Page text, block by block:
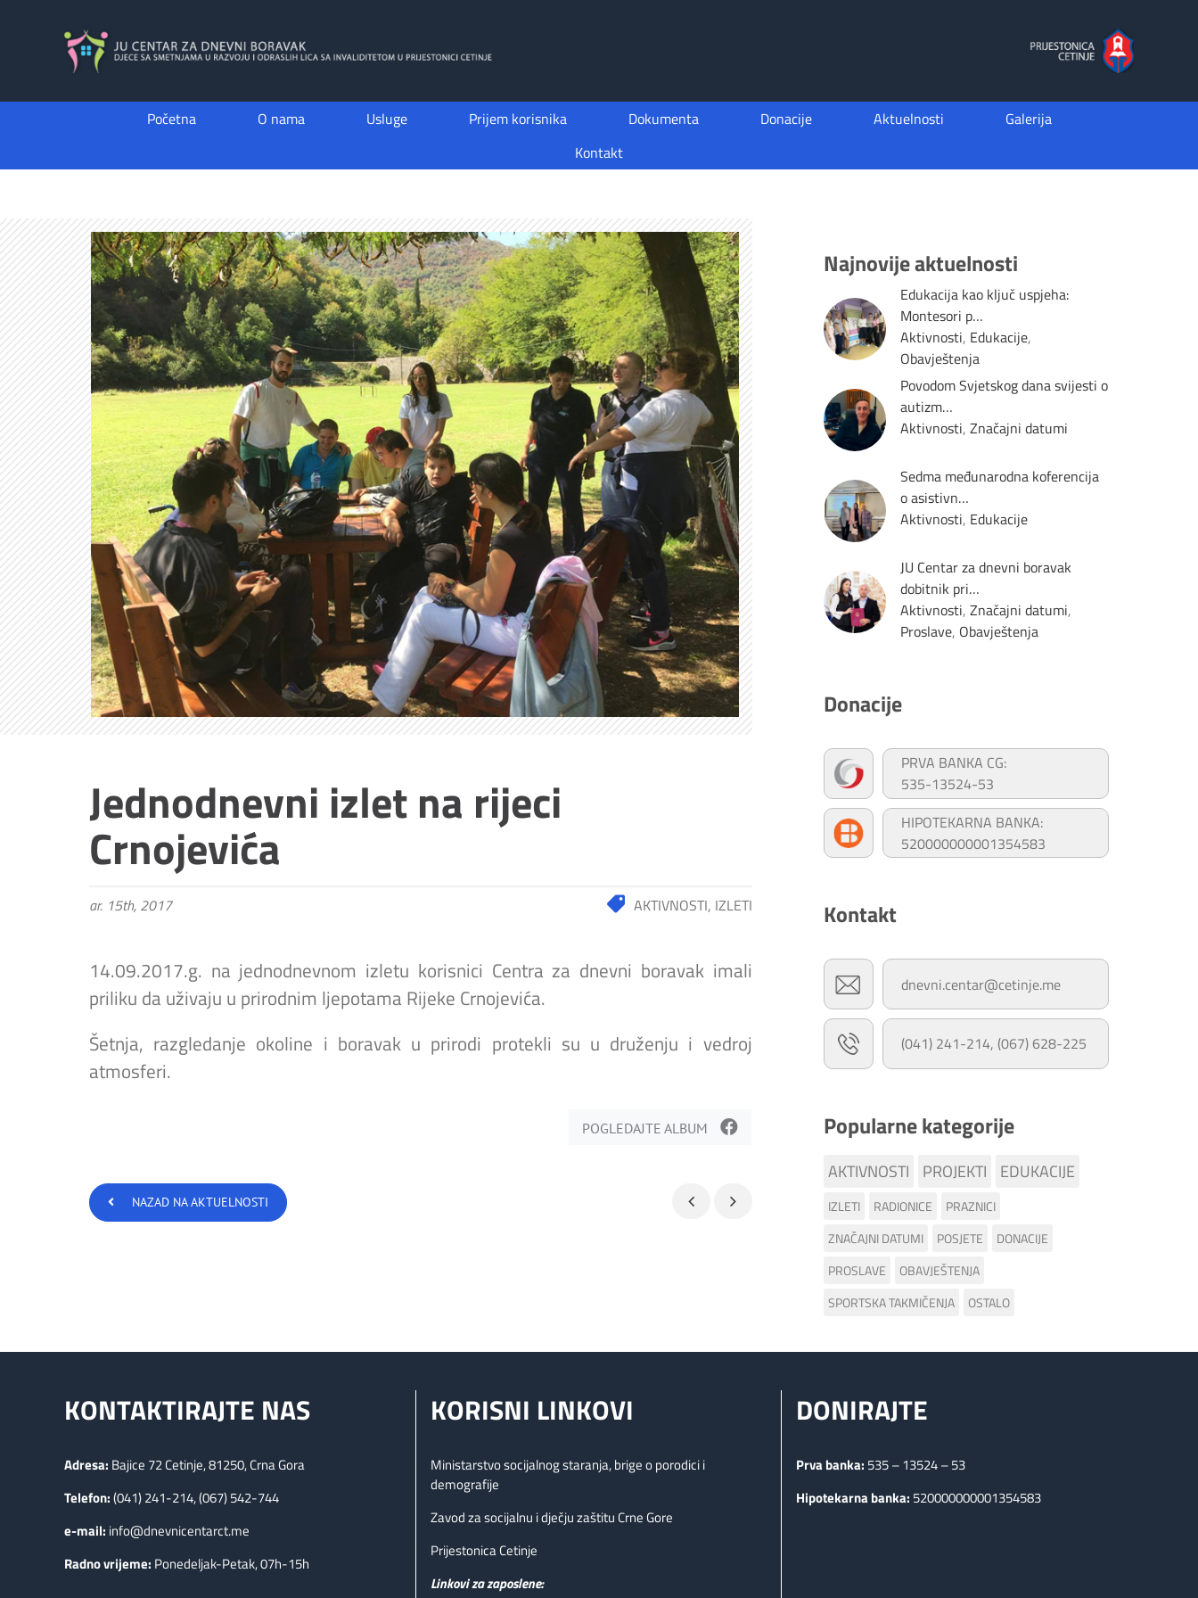
Početna O nama Usluge Prijem korisnika Dokumenta Donacije Aktuelnosti
Galerija
Kontakt
Jednodnevni izlet na rijeci
Crnojevića
ar. 15th, 2017 AKTIVNOSTI, IZLETI
14.09.2017.g. na jednodnevnom izletu korisnici Centra za dnevni boravak imali
priliku da uživaju u prirodnim ljepotama Rijeke Crnojevića.
Šetnja, razgledanje okoline i boravak u prirodi protekli su u druženju i vedroj
atmosferi.
POGLEDAJTE ALBUM
NAZAD NA AKTUELNOSTI
Najnovije aktuelnosti
Edukacija kao ključ uspjeha:
Montesori p…
Aktivnosti, Edukacije,
Obavještenja
Povodom Svjetskog dana svijesti o
autizm…
Aktivnosti, Značajni datumi
Sedma međunarodna koferencija
o asistivn…
Aktivnosti, Edukacije
JU Centar za dnevni boravak
dobitnik pri…
Aktivnosti, Značajni datumi,
Proslave, Obavještenja
Donacije
PRVA BANKA CG:
535-13524-53
HIPOTEKARNA BANKA:
520000000001354583
Kontakt
dnevni.centar@cetinje.me
(041) 241-214, (067) 628-225
Popularne kategorije
AKTIVNOSTI PROJEKTI EDUKACIJE
IZLETI RADIONICE
PRAZNICI
ZNAČAJNI DATUMI
POSJETE
DONACIJE
PROSLAVE
OBAVJEŠTENJA
SPORTSKA TAKMIČENJA
OSTALO
KONTAKTIRAJTE NAS
Adresa: Bajice 72 Cetinje, 81250, Crna Gora
Telefon:(041) 241-214, (067) 542-744
e-mail: info@dnevnicentarct.me
Radno vrijeme: Ponedeljak-Petak, 07h-15h
KORISNI LINKOVI
Ministarstvo socijalnog staranja, brige o porodici i
demografije
Zavod za socijalnu i dječju zaštitu Crne Gore
Prijestonica Cetinje
Linkovi za zaposlene:
DONIRAJTE
Prva banka: 535 – 13524 – 53
Hipotekarna banka: 520000000001354583